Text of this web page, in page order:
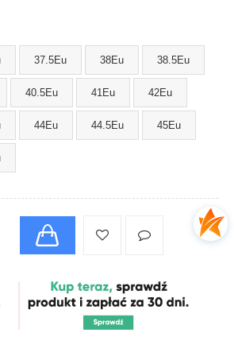
37.5Eu 38Eu 38.5Eu
40.5Eu 41Eu 42Eu
44Eu 44.5Eu 45Eu